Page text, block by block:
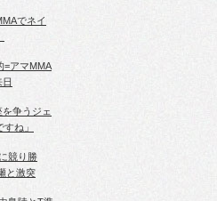
でネイ
=アマMMA
争うジェ
ね」
競り勝
と激突